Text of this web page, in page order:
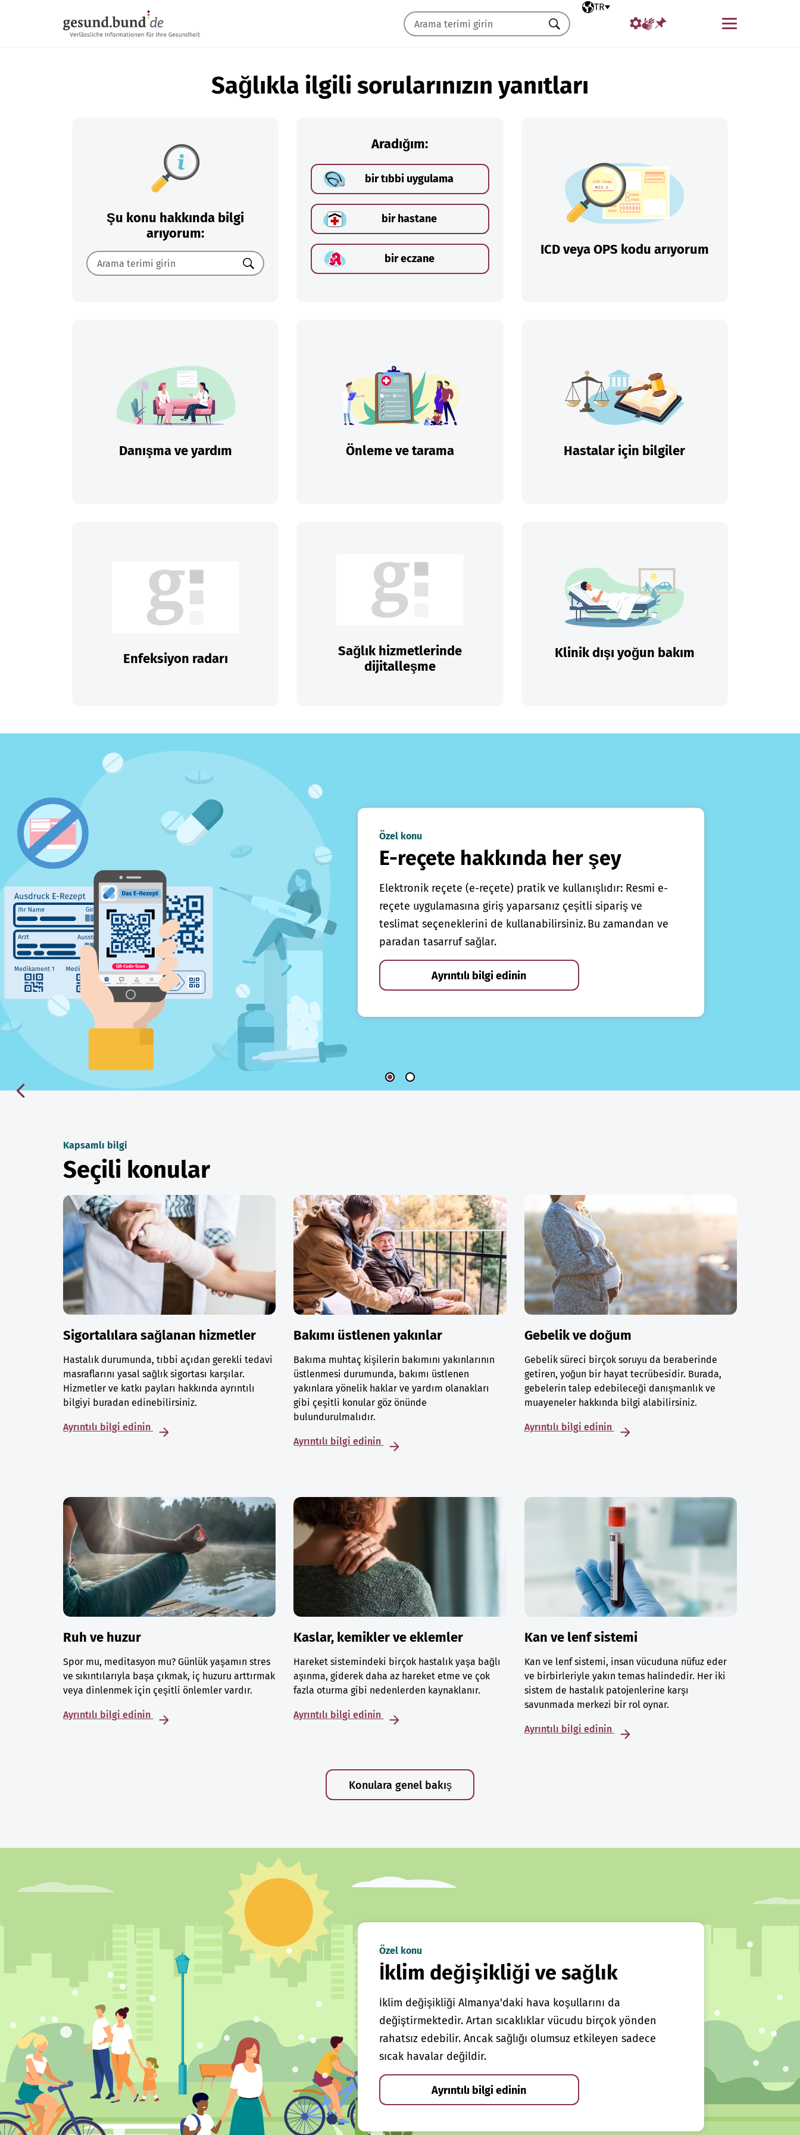
Seçili dil
TR
Menü
Ara
Sağlıkla ilgili sorularınızın yanıtları
Şu konu hakkında bilgi
arıyorum:
Ara
Aradığım:
bir tıbbi uygulama
bir hastane
bir eczane
ICD veya OPS kodu arıyorum
Danışma ve yardım Önleme ve tarama Hastalar için bilgiler
Enfeksiyon radarı
Sağlık hizmetlerinde
dijitalleşme
Klinik dışı yoğun bakım
Özel konu
E-reçete hakkında her şey
Elektronik reçete (e-reçete) pratik ve kullanışlıdır: Resmi e-
reçete uygulamasına giriş yaparsanız çeşitli sipariş ve
teslimat seçeneklerini de kullanabilirsiniz. Bu zamandan ve
paradan tasarruf sağlar.
Ayrıntılı bilgi edinin
Kapsamlı bilgi
Seçili konular
Sigortalılara sağlanan hizmetler
Hastalık durumunda, tıbbi açıdan gerekli tedavi
masraflarını yasal sağlık sigortası karşılar.
Hizmetler ve katkı payları hakkında ayrıntılı
bilgiyi buradan edinebilirsiniz.
Ayrıntılı bilgi edinin
Bakımı üstlenen yakınlar
Bakıma muhtaç kişilerin bakımını yakınlarının
üstlenmesi durumunda, bakımı üstlenen
yakınlara yönelik haklar ve yardım olanakları
gibi çeşitli konular göz önünde
bulundurulmalıdır.
Ayrıntılı bilgi edinin
Gebelik ve doğum
Gebelik süreci birçok soruyu da beraberinde
getiren, yoğun bir hayat tecrübesidir. Burada,
gebelerin talep edebileceği danışmanlık ve
muayeneler hakkında bilgi alabilirsiniz.
Ayrıntılı bilgi edinin
Ruh ve huzur
Spor mu, meditasyon mu? Günlük yaşamın stres
ve sıkıntılarıyla başa çıkmak, iç huzuru arttırmak
veya dinlenmek için çeşitli önlemler vardır.
Ayrıntılı bilgi edinin
Kaslar, kemikler ve eklemler
Hareket sistemindeki birçok hastalık yaşa bağlı
aşınma, giderek daha az hareket etme ve çok
fazla oturma gibi nedenlerden kaynaklanır.
Ayrıntılı bilgi edinin
Kan ve lenf sistemi
Kan ve lenf sistemi, insan vücuduna nüfuz eder
ve birbirleriyle yakın temas halindedir. Her iki
sistem de hastalık patojenlerine karşı
savunmada merkezi bir rol oynar.
Ayrıntılı bilgi edinin
Konulara genel bakış
Özel konu
İklim değişikliği ve sağlık
İklim değişikliği Almanya'daki hava koşullarını da
değiştirmektedir. Artan sıcaklıklar vücudu birçok yönden
rahatsız edebilir. Ancak sağlığı olumsuz etkileyen sadece
sıcak havalar değildir.
Ayrıntılı bilgi edinin